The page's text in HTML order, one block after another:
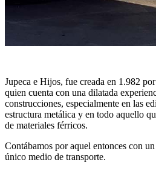
Jupeca e Hijos, fue creada en 1.982
quien cuenta con una dilatada
construcciones, especialmente en las
estructura metálica y en todo aquello
de materiales férricos.
Contábamos por aquel entonces con
único medio de transporte.